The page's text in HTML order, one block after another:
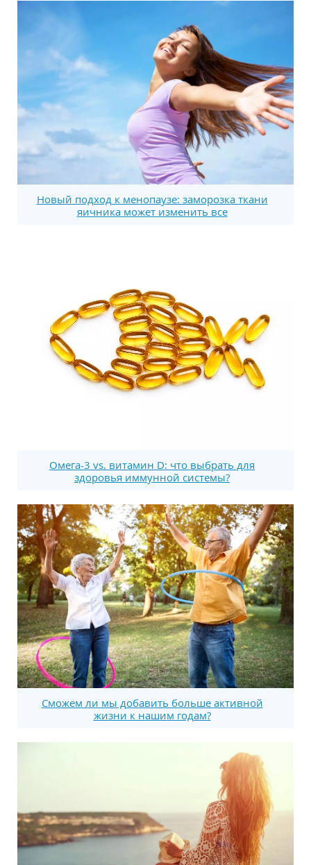
Новый подход к менопаузе: заморозка ткани
яичника может изменить все
Омега-3 vs. витамин D: что выбрать для
здоровья иммунной системы?
Сможем ли мы добавить больше активной
жизни к нашим годам?